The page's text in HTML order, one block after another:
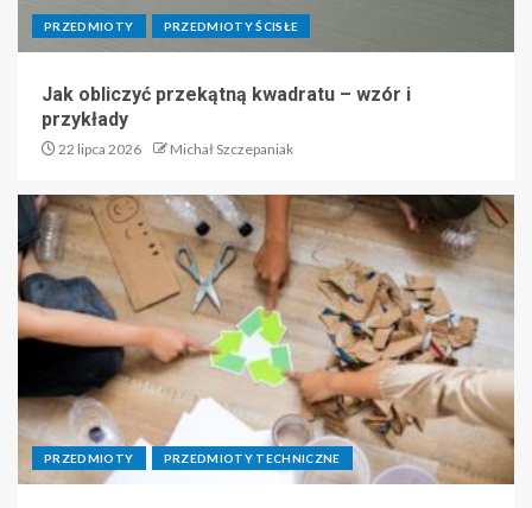
PRZEDMIOTY PRZEDMIOTY ŚCISŁE
Jak obliczyć przekątną kwadratu – wzór i
przykłady
22 lipca 2026 Michał Szczepaniak
PRZEDMIOTY PRZEDMIOTY TECHNICZNE